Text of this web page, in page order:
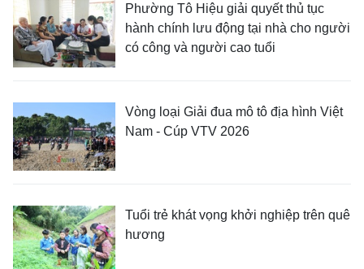
Phường Tô Hiệu giải quyết thủ tục
hành chính lưu động tại nhà cho người
có công và người cao tuổi
Vòng loại Giải đua mô tô địa hình Việt
Nam - Cúp VTV 2026
Tuổi trẻ khát vọng khởi nghiệp trên quê
hương